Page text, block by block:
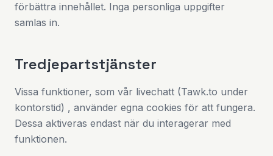
förbättra innehållet. Inga personliga uppgifter
samlas in.
Tredjepartstjänster
Vissa funktioner, som vår livechatt (Tawk.to under
kontorstid) , använder egna cookies för att fungera.
Dessa aktiveras endast när du interagerar med
funktionen.